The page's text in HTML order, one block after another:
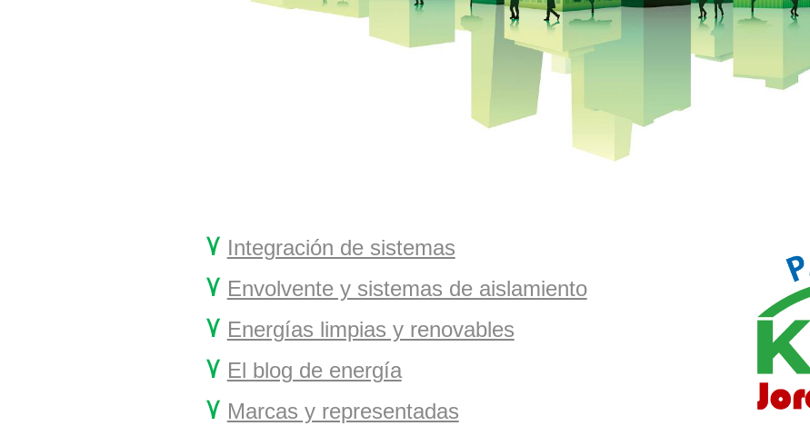
۷ Integración de sistemas
۷ Envolvente y sistemas de aislamiento
۷ Energías limpias y renovables
۷ El blog de energía
۷ Marcas y representadas